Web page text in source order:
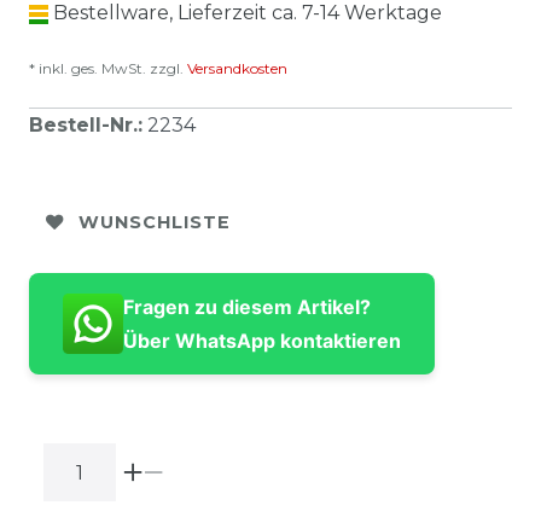
Bestellware, Lieferzeit ca. 7-14 Werktage
* inkl. ges. MwSt. zzgl. Versandkosten
Bestell-Nr.: 2234
WUNSCHLISTE
Fragen zu diesem Artikel?
Über WhatsApp kontaktieren